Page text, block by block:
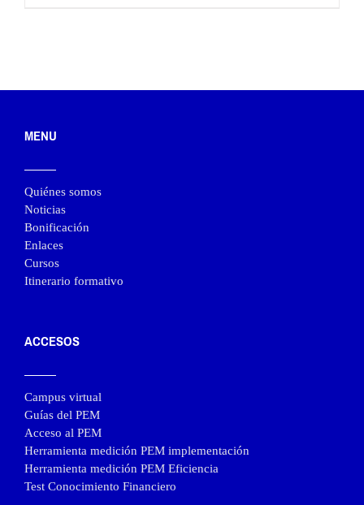
MENU
Quiénes somos
Noticias
Bonificación
Enlaces
Cursos
Itinerario formativo
ACCESOS
Campus virtual
Guías del PEM
Acceso al PEM
Herramienta medición PEM implementación
Herramienta medición PEM Eficiencia
Test Conocimiento Financiero